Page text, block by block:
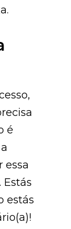
é
essa
estás